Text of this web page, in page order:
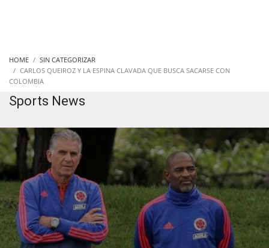
HOME
SIN CATEGORIZAR
CARLOS QUEIROZ Y LA ESPINA CLAVADA QUE BUSCA SACARSE CON
COLOMBIA
Sports News